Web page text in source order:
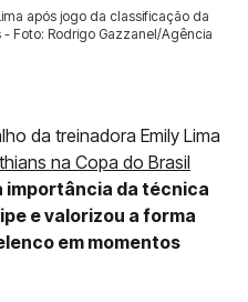
após jogo da classificação da
Foto: Rodrigo Gazzanel/Agência
da treinadora Emily Lima
na Copa do Brasil
importância da técnica
e valorizou a forma
em momentos